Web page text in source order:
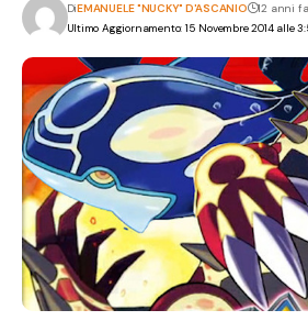
Ultimo Aggiornamento: 15 Novembre 2014 alle
DiEMANUELE "NUCKY" D'ASCANIO 12 anni fa